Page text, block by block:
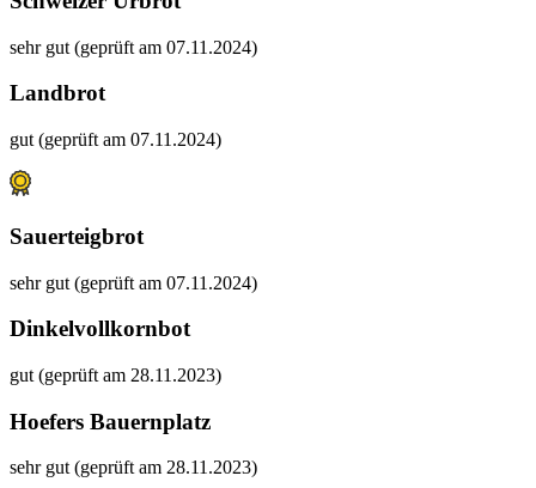
sehr gut (geprüft am 07.11.2024)
Landbrot
gut (geprüft am 07.11.2024)
Sauerteigbrot
sehr gut (geprüft am 07.11.2024)
Dinkelvollkornbot
gut (geprüft am 28.11.2023)
Hoefers Bauernplatz
sehr gut (geprüft am 28.11.2023)